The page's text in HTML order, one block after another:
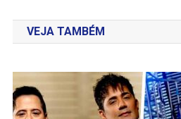
de
Post
VEJA TAMBÉM